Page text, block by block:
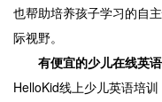
也帮助培养孩子学习的自
际视野。
有便宜的少儿在线英
HelloKid线上少儿英语培